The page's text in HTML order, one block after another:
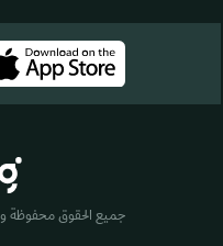
جميع الحقوق محفوظة